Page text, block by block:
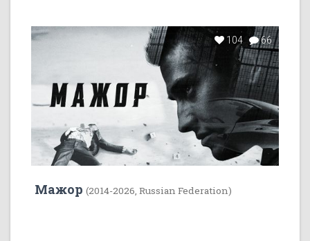
104 66
Мажор (2014-2026, Russian Federation)